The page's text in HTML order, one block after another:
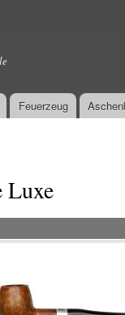
Feuerzeug
Luxe